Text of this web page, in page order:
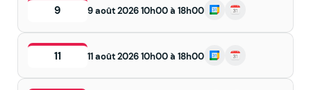
9 9 août 2026 10h00 à 18h00
11 11 août 2026 10h00 à 18h00